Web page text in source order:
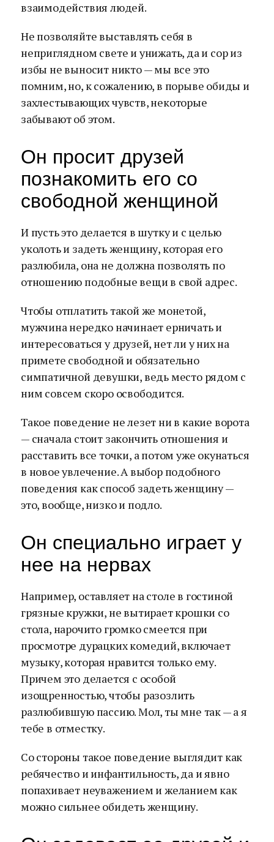
взаимодействия людей.
Не позволяйте выставлять себя в
неприглядном свете и унижать, да и сор из
избы не выносит никто — мы все это
помним, но, к сожалению, в порыве обиды и
захлестывающих чувств, некоторые
забывают об этом.
Он просит друзей
познакомить его со
свободной женщиной
И пусть это делается в шутку и с целью
уколоть и задеть женщину, которая его
разлюбила, она не должна позволять по
отношению подобные вещи в свой адрес.
Чтобы отплатить такой же монетой,
мужчина нередко начинает ерничать и
интересоваться у друзей, нет ли у них на
примете свободной и обязательно
симпатичной девушки, ведь место рядом с
ним совсем скоро освободится.
Такое поведение не лезет ни в какие ворота
— сначала стоит закончить отношения и
расставить все точки, а потом уже окунаться
в новое увлечение. А выбор подобного
поведения как способ задеть женщину —
это, вообще, низко и подло.
Он специально играет у
нее на нервах
Например, оставляет на столе в гостиной
грязные кружки, не вытирает крошки со
стола, нарочито громко смеется при
просмотре дурацких комедий, включает
музыку, которая нравится только ему.
Причем это делается с особой
изощренностью, чтобы разозлить
разлюбившую пассию. Мол, ты мне так — а я
тебе в отместку.
Со стороны такое поведение выглядит как
ребячество и инфантильность, да и явно
попахивает неуважением и желанием как
можно сильнее обидеть женщину.